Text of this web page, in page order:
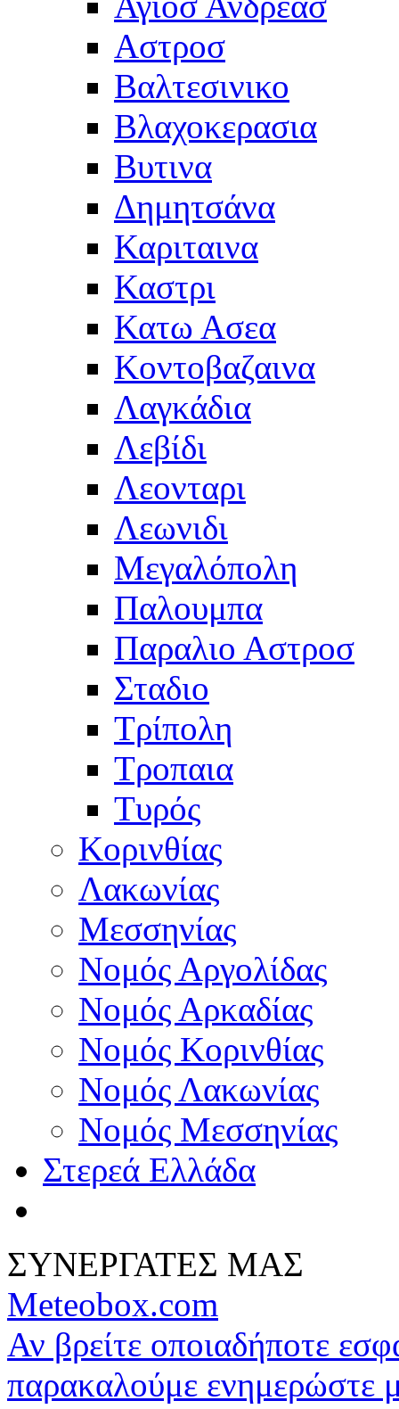
Αστροσ
Βαλτεσινικο
Βλαχοκερασια
Βυτινα
Δημητσάνα
Καριταινα
Καστρι
Κατω Ασεα
Κοντοβαζαινα
Λαγκάδια
Λεβίδι
Λεονταρι
Λεωνιδι
Μεγαλόπολη
Παλουμπα
Παραλιο Αστροσ
Σταδιο
Τρίπολη
Τροπαια
Τυρός
Κορινθίας
Λακωνίας
Μεσσηνίας
Νομός Αργολίδας
Νομός Αρκαδίας
Νομός Κορινθίας
Νομός Λακωνίας
Νομός Μεσσηνίας
Στερεά Ελλάδα
ΣΥΝΕΡΓΑΤΕΣ ΜΑΣ
Meteobox.com
Αν βρείτε οποιαδήποτε
παρακαλούμε ενημερώστε